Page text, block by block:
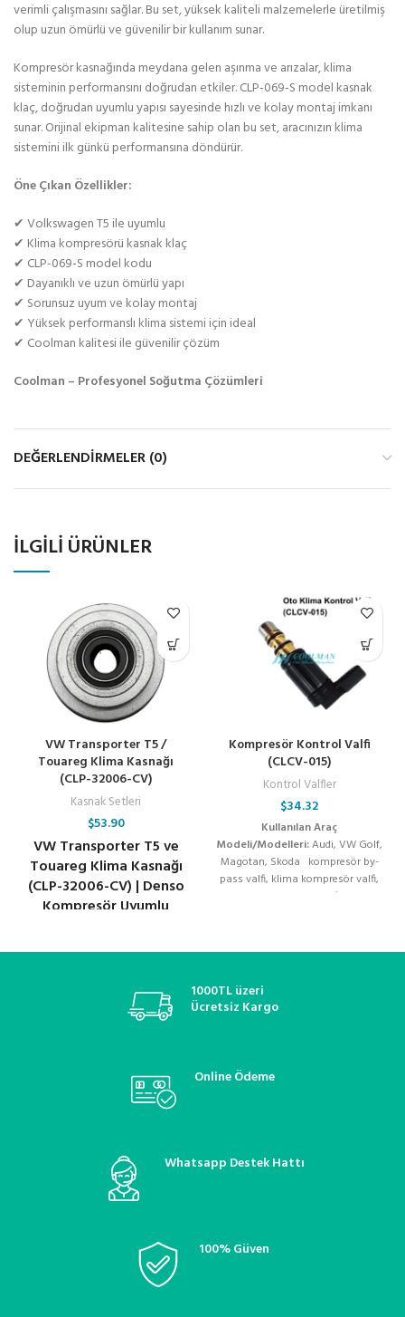
verimli çalışmasını sağlar. Bu set, yüksek kaliteli malzemelerle üretilmiş
olup uzun ömürlü ve güvenilir bir kullanım sunar.
Kompresör kasnağında meydana gelen aşınma ve arızalar, klima
sisteminin performansını doğrudan etkiler. CLP-069-S model kasnak
klaç, doğrudan uyumlu yapısı sayesinde hızlı ve kolay montaj imkanı
sunar. Orijinal ekipman kalitesine sahip olan bu set, aracınızın klima
sistemini ilk günkü performansına döndürür.
Öne Çıkan Özellikler:
✔ Volkswagen T5 ile uyumlu
✔ Klima kompresörü kasnak klaç
✔ CLP-069-S model kodu
✔ Dayanıklı ve uzun ömürlü yapı
✔ Sorunsuz uyum ve kolay montaj
✔ Yüksek performanslı klima sistemi için ideal
✔ Coolman kalitesi ile güvenilir çözüm
Coolman – Profesyonel Soğutma Çözümleri
DEĞERLENDIRMELER (0)
İLGILI ÜRÜNLER
VW Transporter T5 /
Touareg Klima Kasnağı
(CLP-32006-CV)
Kasnak Setleri
$53.90
VW Transporter T5 ve
Touareg Klima Kasnağı
(CLP-32006-CV) | Denso
Kompresör Uyumlu
Kompresör Kontrol Valfi
(CLCV-015)
Kontrol Valfler
$34.32
Kullanılan Araç
Modeli/Modelleri:Audi, VW Golf,
Magotan, Skoda kompresör by-
pass valfi, klima kompresör valfi,
kompresör kontrol valfi, klima
zexel kompresör valfi, sanden
klima valfi, oto klima yedek parça,
kompresör elektrikli valfi, klima
basınç regülatörü, soğutucu
termostatik kontrol valfi, oto
klima bakım ve onarım
1000TL üzeri
Ücretsiz Kargo
Online Ödeme
Whatsapp Destek Hattı
100% Güven